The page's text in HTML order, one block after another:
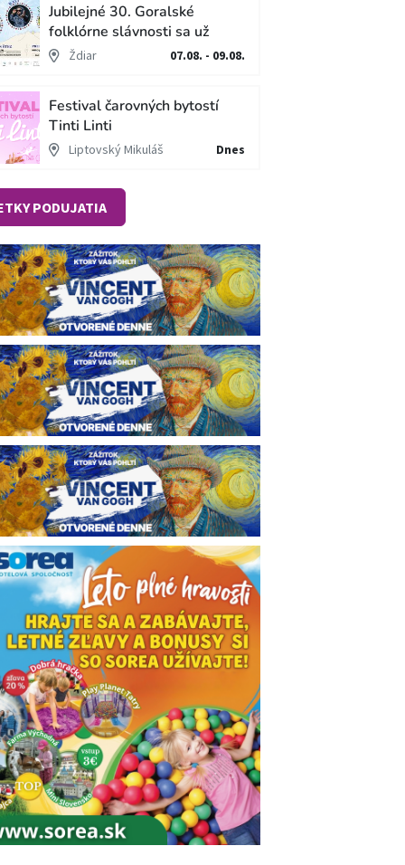
Jubilejné 30. Goralské
folklórne slávnosti sa už
blížiaŽdiar 07.08. - 09.08.
Festival čarovných bytostí
Tinti Linti
Liptovský Mikuláš Dnes
PODUJATIA